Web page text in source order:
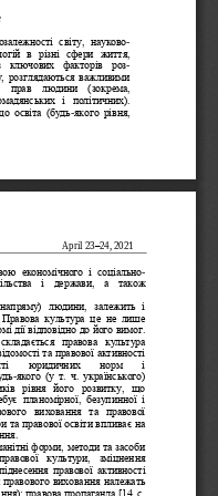
світу,
науково-
в  різні  сфери  життя,
ключових  факторів  роз-
розглядаються  важливими
прав  людини  (зокрема,
і  політичних).
освіта  (будь-якого  рівня,
April 23–24, 2021
економічного  і  соціально-
і  держави,  а  також
напряму)  людини,  залежить  і
Правова  культура  це  не  лише
дії відповідно до його вимог.
правова  культура
та правової активності
юридичних    норм    і
-якого  (у  т.  ч.  українського)
рівня  його  розвитку,  що
планомірної,  безупинної  і
виховання  та  правової
та правової освіти впливає на
форми, методи та засоби
культури,  зміцнення
правової  активності
виховання належать
правова пропаганда [14, c.